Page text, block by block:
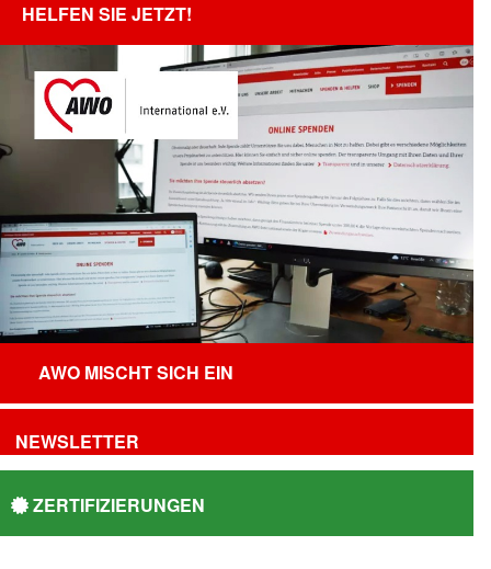
HELFEN SIE JETZT!
AWO MISCHT SICH EIN
NEWSLETTER
ZERTIFIZIERUNGEN